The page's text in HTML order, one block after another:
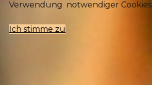
Verwendung notwendiger Cookies
Ich stimme zu